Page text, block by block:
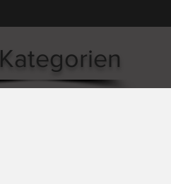
Kategorien